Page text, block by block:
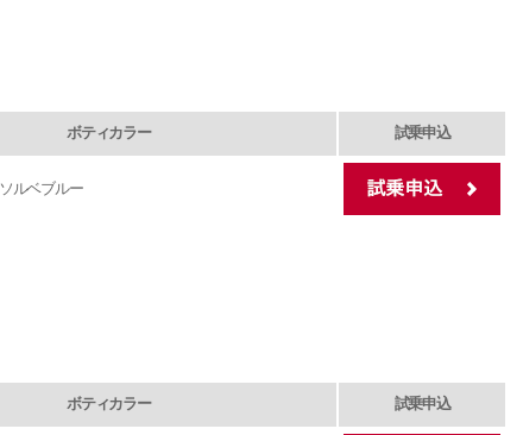
ボティカラー 試乗申込
ソルベブルー
ボティカラー 試乗申込